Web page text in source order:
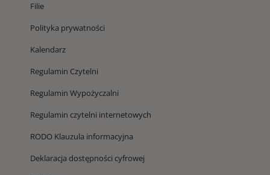
Filie
Polityka prywatności
Kalendarz
Regulamin Czytelni
Regulamin Wypożyczalni
Regulamin czytelni internetowych
RODO Klauzula informacyjna
Deklaracja dostępności cyfrowej